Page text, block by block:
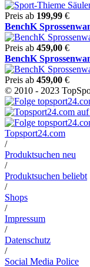
Preis ab 199,99 €
BenchK
Preis ab 459,00 €
BenchK
Preis ab 459,00 €
© 2010 - 2023
Topsport24.com
/
Produktsuchen neu
/
Produktsuchen beliebt
/
Shops
/
Impressum
/
Datenschutz
/
Social Media Police